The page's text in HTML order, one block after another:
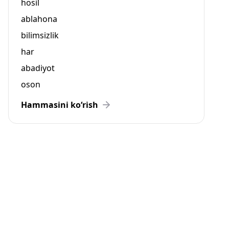
hosil
ablahona
bilimsizlik
har
abadiyot
oson
Hammasini ko‘rish